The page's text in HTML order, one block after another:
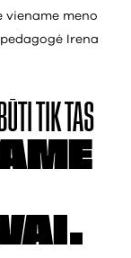
viename meno
Irena
TIK TAS